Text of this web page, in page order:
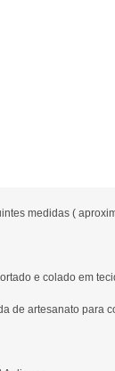
medidas (
e colado em
de artesanato para